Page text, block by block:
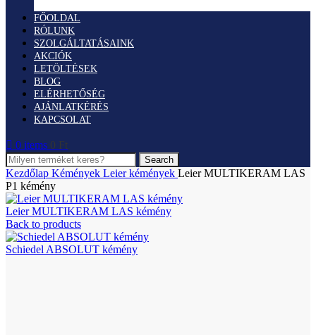
FŐOLDAL
RÓLUNK
SZOLGÁLTATÁSAINK
AKCIÓK
LETÖLTÉSEK
BLOG
ELÉRHETŐSÉG
AJÁNLATKÉRÉS
KAPCSOLAT
0 items 0 Ft
Search
Kezdőlap Kémények Leier kémények Leier MULTIKERAM LAS
P1 kémény
Leier MULTIKERAM LAS kémény
Back to products
Schiedel ABSOLUT kémény